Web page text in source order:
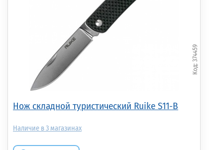
Нож складной туристический Ruike S11-B
374459
3